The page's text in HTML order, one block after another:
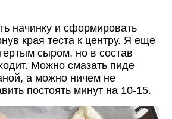
начинку и сформировать
края теста к центру. Я еще
сыром, но в состав
Можно смазать пиде
а можно ничем не
постоять минут на 10-15.